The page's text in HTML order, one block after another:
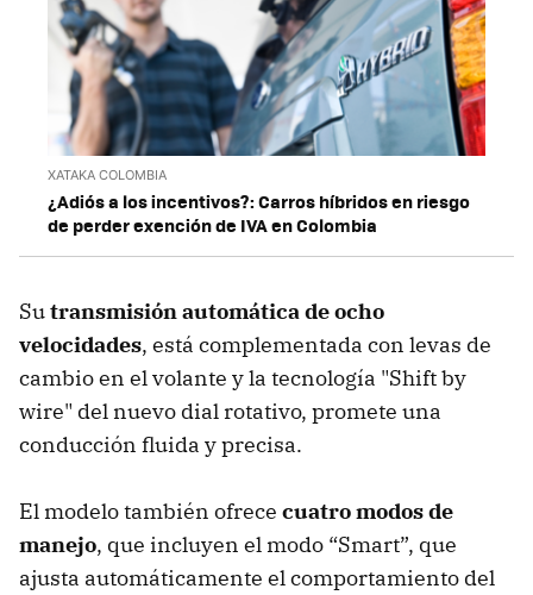
XATAKA COLOMBIA
¿Adiós a los incentivos?: Carros híbridos en riesgo
de perder exención de IVA en Colombia
Sutransmisión automática de ocho
velocidades, está complementada con levas de
cambio en el volante y la tecnología "Shift by
wire" del nuevo dial rotativo, promete una
conducción fluida y precisa.
El modelo también ofrece cuatro modos de
manejo, que incluyen el modo “Smart”, que
ajusta automáticamente el comportamiento del